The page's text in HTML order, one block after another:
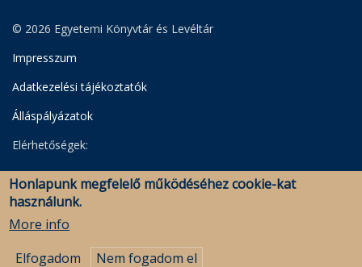
© 2026 Egyetemi Könyvtár és Levéltár
Impresszum
Adatkezelési tájékoztatók
Álláspályázatok
Elérhetőségek:
Egyetemi Könyvtár
Levéltár
Savaria Könyvtár és Levéltár (Szombathely)
Honlapunk megfelelő működéséhez cookie-kat
használunk.
More info
Elfogadom
Nem fogadom el